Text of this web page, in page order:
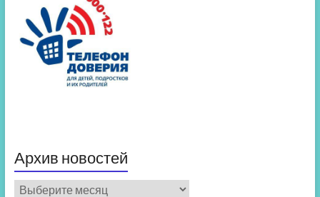
Архив новостей
Архив